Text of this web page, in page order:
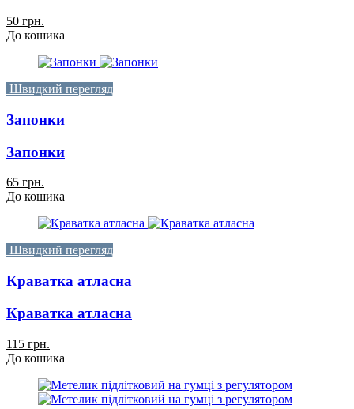
50 грн.
До кошика
Швидкий перегляд
Запонки
Запонки
65 грн.
До кошика
Швидкий перегляд
Краватка атласна
Краватка атласна
115 грн.
До кошика